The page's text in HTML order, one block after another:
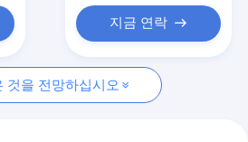
듈
지금 연락
것을 전망하십시오